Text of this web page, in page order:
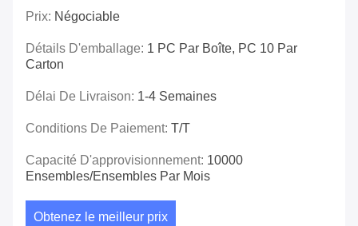
Prix: Négociable
Détails D'emballage: 1 PC Par Boîte, PC 10 Par
Carton
Délai De Livraison: 1-4 Semaines
Conditions De Paiement: T/T
Capacité D'approvisionnement: 10000
Ensembles/ensembles Par Mois
Obtenez le meilleur prix